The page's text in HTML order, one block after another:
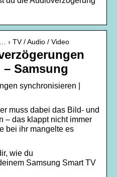
› TV / Audio / Video
Samsung
synchronisieren |
muss dabei das Bild- und
– das klappt nicht immer
bei ihr mangelte es
wie du
Samsung Smart TV